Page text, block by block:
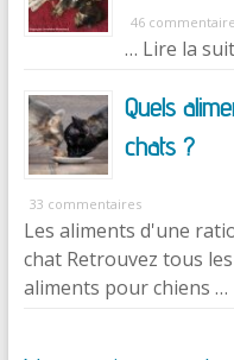
46
… Lire la
Quels
chats ?
33 commentaires
Les aliments d'une
chat Retrouvez tous
aliments pour chiens …